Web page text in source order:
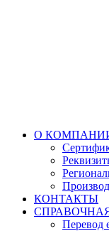
О
КОНТАКТЫ
Перевод